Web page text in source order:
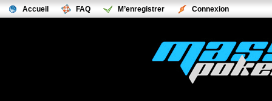
Accueil FAQ M’enregistrer Connexion